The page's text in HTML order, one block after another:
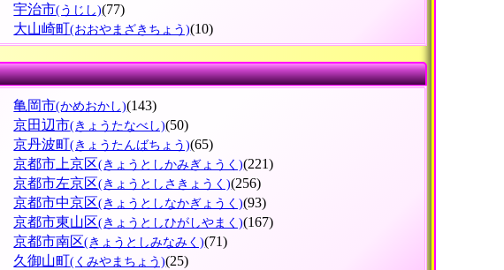
宇治市(うじし)(77)
大山崎町(おおやまざきちょう)(10)
亀岡市(かめおかし)(143)
京田辺市(きょうたなべし)(50)
京丹波町(きょうたんばちょう)(65)
京都市上京区(きょうとしかみぎょうく)(221)
京都市左京区(きょうとしさきょうく)(256)
京都市中京区(きょうとしなかぎょうく)(93)
京都市東山区(きょうとしひがしやまく)(167)
京都市南区(きょうとしみなみく)(71)
久御山町(くみやまちょう)(25)